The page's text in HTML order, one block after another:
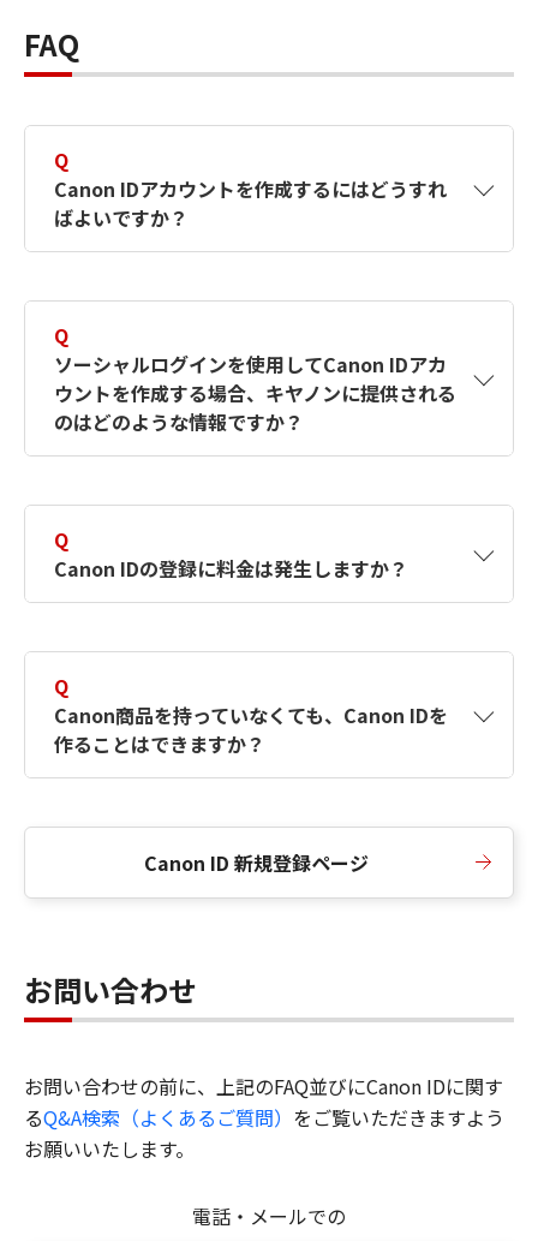
FAQ
Q
Canon IDアカウントを作成するにはどうすれ
ばよいですか？
す。詳しい作成方法は【カメラ】Canon IDとは
何ですか？Canon IDの作成方法は？をご確認く
ださい。
Q
ソーシャルログインを使用してCanon IDアカ
ウントを作成する場合、キヤノンに提供される
のはどのような情報ですか？
択したサービスから取得します。アカウントを
簡単に作成できるように、この情報を使用して
Canon IDの登録フォームを入力します。
Q
Canon IDの登録に料金は発生しますか？
Q
Canon商品を持っていなくても、Canon IDを
作ることはできますか？
Canon ID 新規登録ページ
お問い合わせ
お問い合わせの前に、上記のFAQ並びにCanon IDに関す
るQ&A検索（よくあるご質問） をご覧いただきますよう
お願いいたします。
電話・メールでの